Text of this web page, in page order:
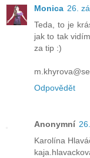
Monica 26.
Teda, to je
jak to tak
za tip :)
Odpovědět
Anonymní
Karolína